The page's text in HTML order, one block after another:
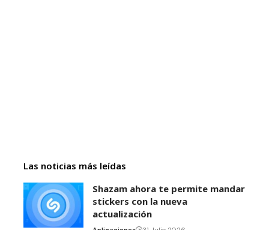
Las noticias más leídas
Shazam ahora te permite mandar
stickers con la nueva
actualización